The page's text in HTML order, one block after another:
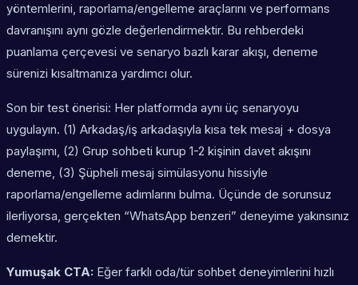
yöntemlerini, raporlama/engelleme araçlarını ve performans
davranışını aynı gözle değerlendirmektir. Bu rehberdeki
puanlama çerçevesi ve senaryo bazlı karar akışı, deneme
sürenizi kısaltmanıza yardımcı olur.
Son bir test önerisi: Her platformda aynı üç senaryoyu
uygulayın. (1) Arkadaş/iş arkadaşıyla kısa tek mesaj + dosya
paylaşımı, (2) Grup sohbeti kurup 1-2 kişinin davet akışını
deneme, (3) Şüpheli mesaj simülasyonu hissiyle
raporlama/engelleme adımlarını bulma. Üçünde de sorunsuz
ilerliyorsa, gerçekten “WhatsApp benzeri” deneyime yakınsınız
demektir.
Yumuşak CTA: Eğer farklı oda/tür sohbet deneyimlerini hızlı